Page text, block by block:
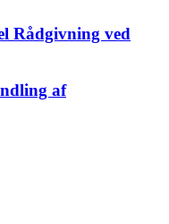
Rådgivning ved
af